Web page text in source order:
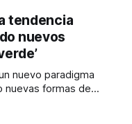
los
los
(IA), la
tendencia
nuevos
nuevas formas de